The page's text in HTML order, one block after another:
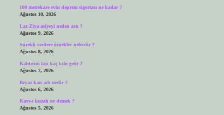
100 metrekare evin deprem sigortası ne kadar ?
Ağustos 10, 2026
Laz Ziya asiyeyi neden astı ?
Ağustos 9, 2026
Sürekli verilere örnekler nelerdir ?
Ağustos 8, 2026
Kaldırım taşı kaç kilo gelir ?
Ağustos 7, 2026
Beyaz kan adı nedir ?
Ağustos 6, 2026
Kavs-ı kuzah ne demek ?
Ağustos 5, 2026